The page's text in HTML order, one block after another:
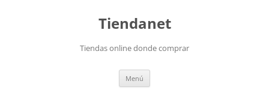
Tiendanet
Tiendas online donde comprar
Menú